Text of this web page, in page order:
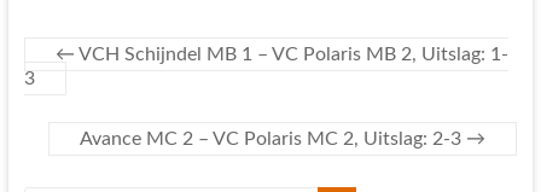
← VCH Schijndel MB 1 – VC Polaris MB 2, Uitslag: 1-
3
Avance MC 2 – VC Polaris MC 2, Uitslag: 2-3 →